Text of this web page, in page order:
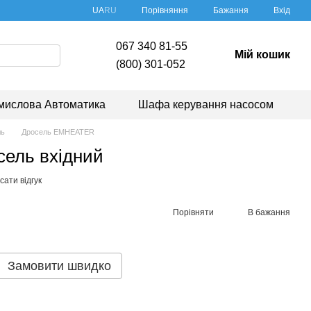
UARU Порівняння Бажання Вхід
067 340 81-55
(800) 301-052
Мій кошик
Автоматика Шафа керування насосом
Дросель EMHEATER
вхідний
відгук
Порівняти В бажання
Замовити швидко